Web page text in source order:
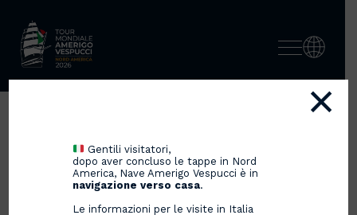
IL VILLAGGIO ITALIA A
DARWIN SI CHIUDE CON IL
TUTTO ESAURITO
Gentili visitatori,
dopo aver concluso le tappe in Nord
America, Nave Amerigo Vespucci è in
navigazione verso casa.
Le informazioni per le visite in Italia
×